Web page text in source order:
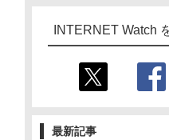
INTERNET Watch
最新記事